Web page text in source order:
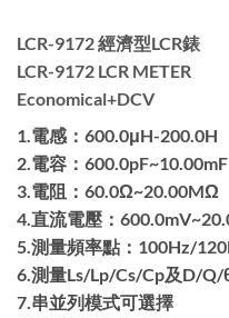
LCR-9172 經濟型LCR錶
LCR-9172 LCR METER
Economical+DCV
1.電感：600.0μH-200.0H
2.電容：600.0pF~10.00mF
3.電阻：60.0Ω~20.00MΩ
4.直流電壓：
5.測量頻率點：100Hz/
6.測量Ls/Lp/Cs/Cp及D/Q/
7.串並列模式可選擇